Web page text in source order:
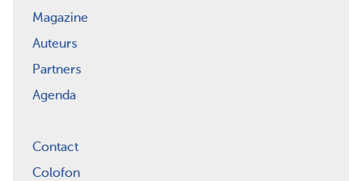
Magazine
Auteurs
Partners
Agenda
Contact
Colofon